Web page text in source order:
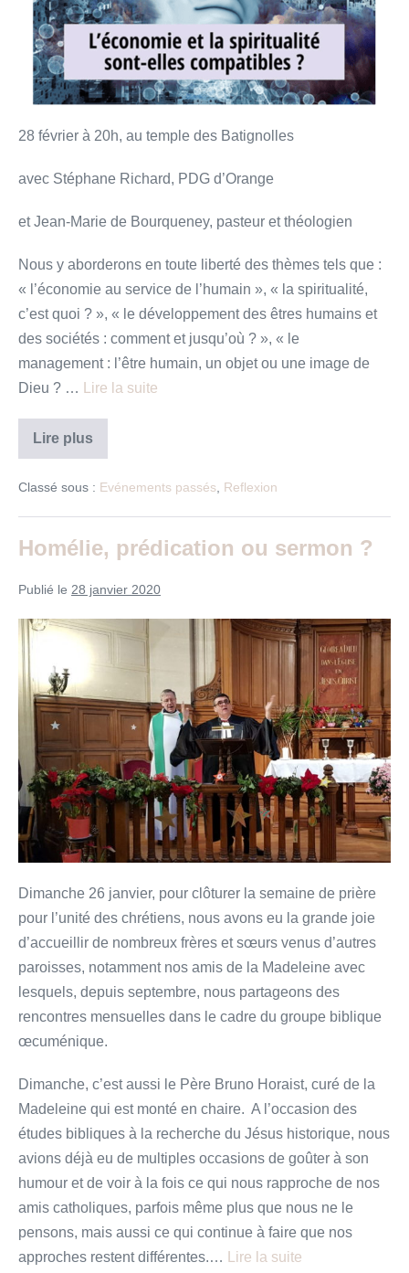
sont-
elles
compatibles ? »
28 février à 20h, au temple des Batignolles
avec Stéphane Richard, PDG d’Orange
et Jean-Marie de Bourqueney, pasteur et théologien
Nous y aborderons en toute liberté des thèmes tels que :
« l’économie au service de l’humain », « la spiritualité,
c’est quoi ? », « le développement des êtres humains et
des sociétés : comment et jusqu’où ? », « le
management : l’être humain, un objet ou une image de
Dieu ? …
Lire la suite
Lire plusConférence
et
la
compatibles ? »
Classé sous : Evénements passés Reflexion
Homélie, prédication ou sermon ?
Publié le 28 janvier 2020
Homélie,
prédication
ou
sermon
Dimanche 26 janvier, pour clôturer la semaine de prière
pour l’unité des chrétiens, nous avons eu la grande joie
d’accueillir de nombreux frères et sœurs venus d’autres
paroisses, notamment nos amis de la Madeleine avec
lesquels, depuis septembre, nous partageons des
rencontres mensuelles dans le cadre du groupe biblique
œcuménique.
Dimanche, c’est aussi le Père Bruno Horaist, curé de la
Madeleine qui est monté en chaire. A l’occasion des
études bibliques à la recherche du Jésus historique, nous
avions déjà eu de multiples occasions de goûter à son
humour et de voir à la fois ce qui nous rapproche de nos
amis catholiques, parfois même plus que nous ne le
pensons, mais aussi ce qui continue à faire que nos
approches restent différentes.…
Lire la suite